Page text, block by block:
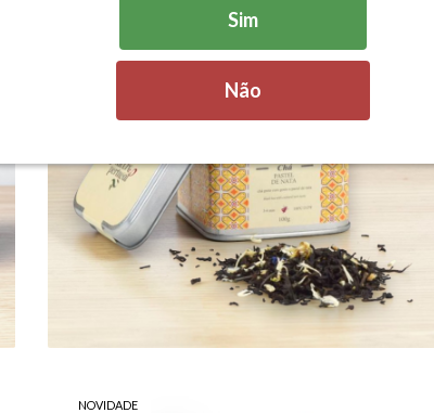
5,99 € — 12,99 €
NOVIDADE
Sim
Não